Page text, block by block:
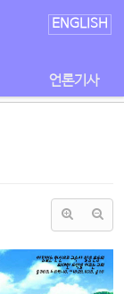
ENGLISH
언론기사